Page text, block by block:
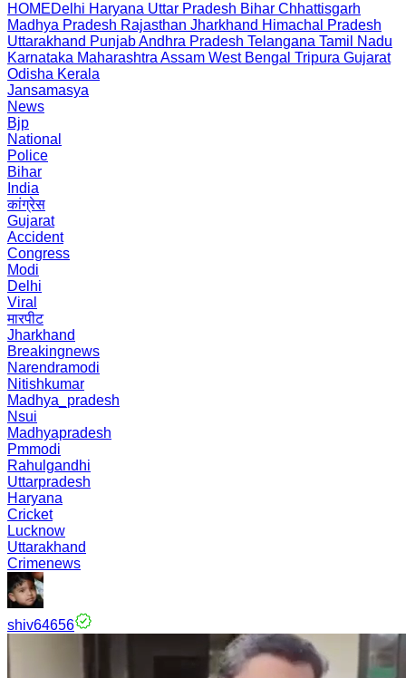
HOMEDelhi Haryana Uttar Pradesh Bihar Chhattisgarh
Madhya Pradesh Rajasthan Jharkhand Himachal Pradesh
Uttarakhand PunjabAndhra Pradesh Telangana Tamil Nadu
Karnataka Maharashtra Assam West Bengal Tripura Gujarat
Odisha Kerala
Jansamasya
News
Bjp
National
Police
Bihar
India
कांग्रेस
Gujarat
Accident
Congress
Modi
Delhi
Viral
मारपीट
Jharkhand
Breakingnews
Narendramodi
Nitishkumar
Madhya_pradesh
Nsui
Madhyapradesh
Pmmodi
Rahulgandhi
Uttarpradesh
Haryana
Cricket
Lucknow
Uttarakhand
Crimenews
shiv64656